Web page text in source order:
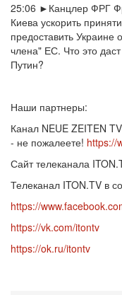
25:06 ►Канцлер ФРГ
Киева ускорить
предоставить Украине
члена" ЕС. Что это
Путин?
Наши партнеры:
Канал NEUE ZEITEN
- не пожалеете! https://
Сайт телеканала
Телеканал ITON.TV в
https://
https://vk.com/itontv
https://ok.ru/itontv